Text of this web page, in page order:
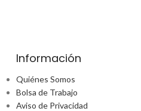
Información
Quiénes Somos
Bolsa de Trabajo
Aviso de Privacidad